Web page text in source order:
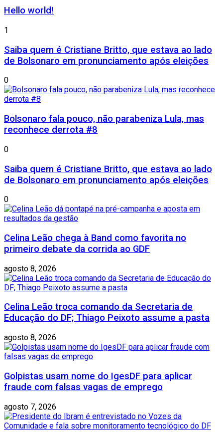
Hello world!
1
Saiba quem é Cristiane Britto, que estava ao lado
de Bolsonaro em pronunciamento após eleições
0
Bolsonaro fala pouco, não parabeniza Lula, mas
reconhece derrota #8
0
Saiba quem é Cristiane Britto, que estava ao lado
de Bolsonaro em pronunciamento após eleições
0
Celina Leão chega à Band como favorita no
primeiro debate da corrida ao GDF
agosto 8, 2026
Celina Leão troca comando da Secretaria de
Educação do DF; Thiago Peixoto assume a pasta
agosto 8, 2026
Golpistas usam nome do IgesDF para aplicar
fraude com falsas vagas de emprego
agosto 7, 2026